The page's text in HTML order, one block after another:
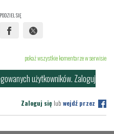
PODZIEL SIĘ
pokaż wszystkie komentarze w serwisie
użytkowników. Zaloguj
Zaloguj się lub wejdź przez